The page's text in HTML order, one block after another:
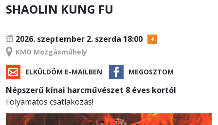
SHAOLIN KUNG FU
2026. szeptember 2. szerda 18:00
KMO Mozgásműhely
ELKÜLDÖM E-MAILBEN MEGOSZTOM
Népszerű kínai harcművészet 8 éves kortól
Folyamatos csatlakozás!